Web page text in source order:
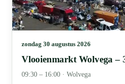
zondag 30 augustus 2026
Vlooienmarkt Wolvega –
09:30 – 16:00 · Wolvega